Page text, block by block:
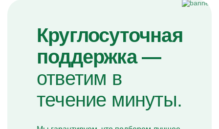
Круглосуточная
поддержка —
ответим в
течение минуты.